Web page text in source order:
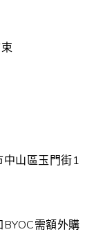
中山區玉門街1
BYOC需額外購